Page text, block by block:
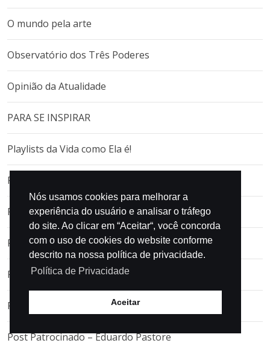
O mundo pela arte
Observatório dos Três Poderes
Opinião da Atualidade
PARA SE INSPIRAR
Playlists da Vida como Ela é!
Podcast Investiga
Poemas e outros
Poesia
Politics
Por que resenhar esse som?
Post Patrocinado – Eduardo Pastore
Nós usamos cookies para melhorar a
experiência do usuário e analisar o tráfego
do site. Ao clicar em “Aceitar“, você concorda
com o uso de cookies do website conforme
descrito na nossa política de privacidade.
Política de Privacidade
Aceitar